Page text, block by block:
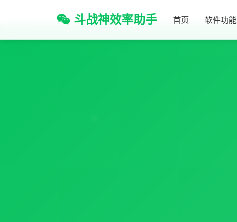
斗战神效率助手 首页 软件功能